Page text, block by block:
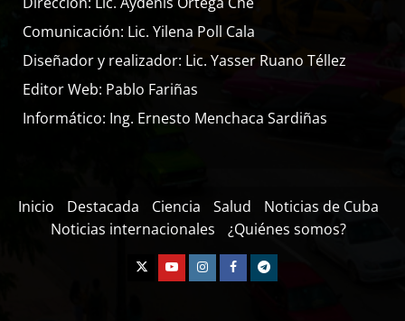
Comunicación: Lic. Yilena Poll Cala
Diseñador y realizador: Lic. Yasser Ruano Téllez
Editor Web: Pablo Fariñas
Informático: Ing. Ernesto Menchaca Sardiñas
Inicio Destacada Ciencia Salud
Noticias de Cuba
Noticias internacionales
¿Quiénes somos?